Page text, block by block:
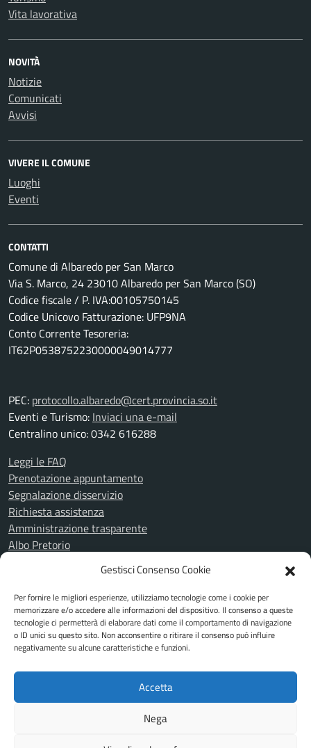
Gestisci Consenso Cookie
Per fornire le migliori esperienze, utilizziamo tecnologie come i cookie per
memorizzare e/o accedere alle informazioni del dispositivo. Il consenso a queste
tecnologie ci permetterà di elaborare dati come il comportamento di navigazione
o ID unici su questo sito. Non acconsentire o ritirare il consenso può influire
negativamente su alcune caratteristiche e funzioni.
Accetta
Nega
Vita lavorativa
NOVITÀ
Notizie
Comunicati
Avvisi
VIVERE IL COMUNE
Luoghi
Eventi
CONTATTI
Comune di Albaredo per San Marco
Via S. Marco, 24 23010 Albaredo per San Marco (SO)
Codice fiscale / P. IVA:00105750145
Codice Unicovo Fatturazione: UFP9NA
Conto Corrente Tesoreria:
IT62P0538752230000049014777
PEC: protocollo.albaredo@cert.provincia.so.it
Eventi e Turismo: Inviaci una e-mail
Centralino unico: 0342 616288
Leggi le FAQ
Prenotazione appuntamento
Segnalazione disservizio
Richiesta assistenza
Amministrazione trasparente
Albo Pretorio
Note legali
Piano di miglioramento del sito
Dichiarazione di accessibilità
Feedback Accessibilità